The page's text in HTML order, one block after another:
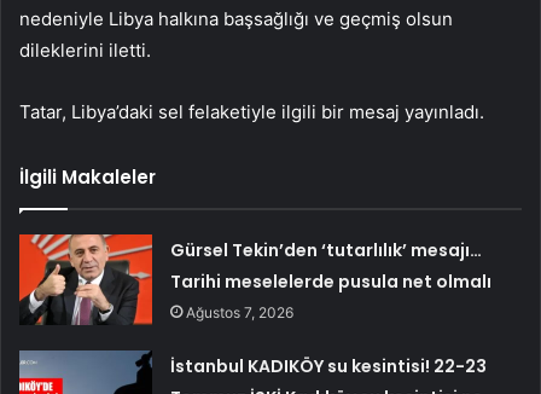
nedeniyle Libya halkına başsağlığı ve geçmiş olsun
dileklerini iletti.
Tatar, Libya’daki sel felaketiyle ilgili bir mesaj yayınladı.
İlgili Makaleler
Gürsel Tekin’den ‘tutarlılık’ mesajı…
Tarihi meselelerde pusula net olmalı
Ağustos 7, 2026
İstanbul KADIKÖY su kesintisi! 22-23